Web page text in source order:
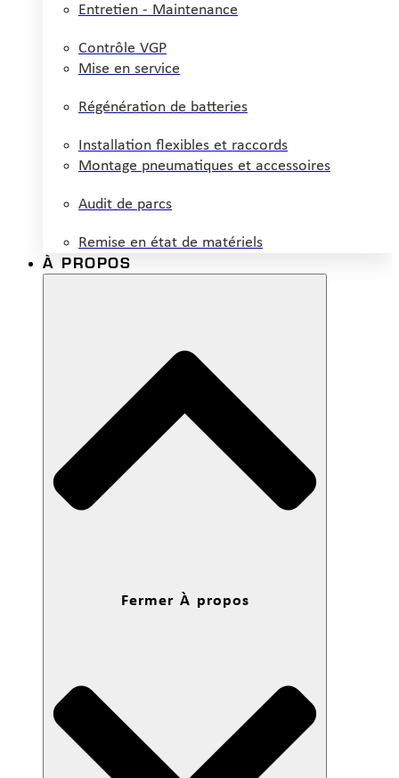
Entretien - Maintenance
Contrôle VGP
Mise en service
Régénération de batteries
Installation flexibles et raccords
Montage pneumatiques et accessoires
Audit de parcs
Remise en état de matériels
À PROPOS
Fermer À propos